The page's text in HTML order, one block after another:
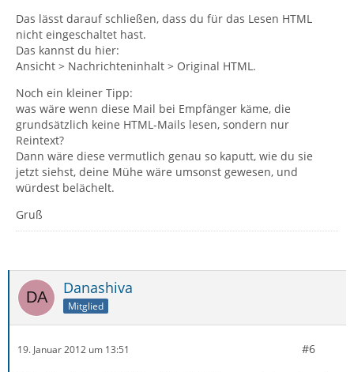
Das lässt darauf schließen, dass du für das Lesen HTML
nicht eingeschaltet hast.
Das kannst du hier:
Ansicht > Nachrichteninhalt > Original HTML.
Noch ein kleiner Tipp:
was wäre wenn diese Mail bei Empfänger käme, die
grundsätzlich keine HTML-Mails lesen, sondern nur
Reintext?
Dann wäre diese vermutlich genau so kaputt, wie du sie
jetzt siehst, deine Mühe wäre umsonst gewesen, und
würdest belächelt.
Gruß
Danashiva
Mitglied
19. Januar 2012 um 13:51 #6